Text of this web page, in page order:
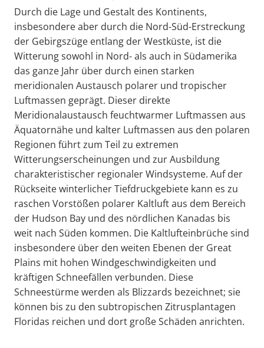
Durch die Lage und Gestalt des Kontinents,
insbesondere aber durch die Nord-Süd-Erstreckung
der Gebirgszüge entlang der Westküste, ist die
Witterung sowohl in Nord- als auch in Südamerika
das ganze Jahr über durch einen starken
meridionalen Austausch polarer und tropischer
Luftmassen geprägt. Dieser direkte
Meridionalaustausch feuchtwarmer Luftmassen aus
Äquatornähe und kalter Luftmassen aus den polaren
Regionen führt zum Teil zu extremen
Witterungserscheinungen und zur Ausbildung
charakteristischer regionaler Windsysteme. Auf der
Rückseite winterlicher Tiefdruckgebiete kann es zu
raschen Vorstößen polarer Kaltluft aus dem Bereich
der Hudson Bay und des nördlichen Kanadas bis
weit nach Süden kommen. Die Kaltlufteinbrüche sind
insbesondere über den weiten Ebenen der Great
Plains mit hohen Windgeschwindigkeiten und
kräftigen Schneefällen verbunden. Diese
Schneestürme werden als Blizzards bezeichnet; sie
können bis zu den subtropischen Zitrusplantagen
Floridas reichen und dort große Schäden anrichten.